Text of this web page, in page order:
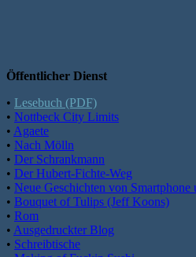
Öffentlicher Dienst
• Lesebuch (PDF)
• Nottbeck City Limits
• Agaete
• Nach Mölln
• Der Schrankmann
• Der Hubert-Fichte-Weg
• Neue Geschichten von Smartphone
• Bouquet of Tulips (Jeff Koons)
• Rom
• Ausgedruckter Blog
• Schreibtische